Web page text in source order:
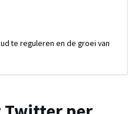
te reguleren en de groei van